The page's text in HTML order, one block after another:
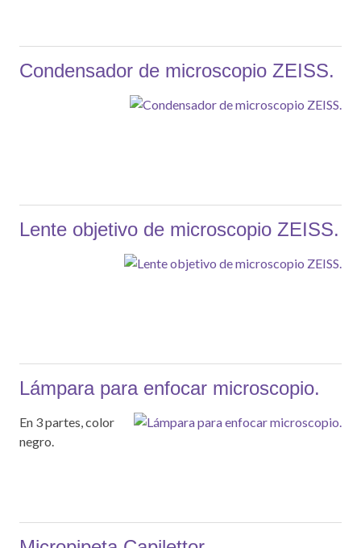
Condensador de microscopio ZEISS.
Lente objetivo de microscopio ZEISS.
Lámpara para enfocar microscopio.
En 3 partes, color
negro.